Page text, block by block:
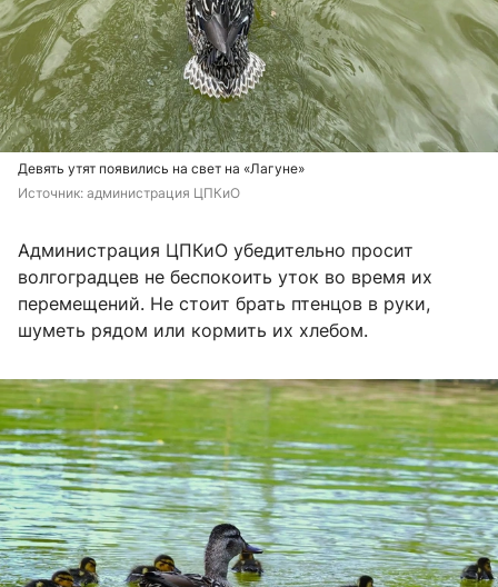
Девять утят появились на свет на «Лагуне»
Источник: администрация ЦПКиО
Администрация ЦПКиО убедительно просит
волгоградцев не беспокоить уток во время их
перемещений. Не стоит брать птенцов в руки,
шуметь рядом или кормить их хлебом.